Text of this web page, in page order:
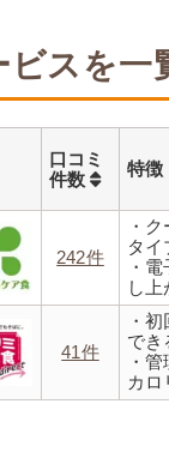
ビスを一
口コミ
件数
特徴
242件
・
タイ
・
し
・メ
養
・
20
41件
・
でき
・
カロ
・レ